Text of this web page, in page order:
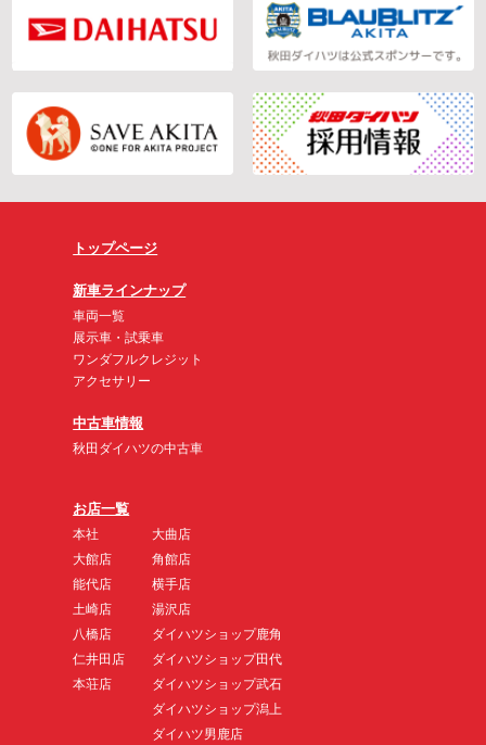
トップページ
新車ラインナップ
車両一覧
展示車・試乗車
ワンダフルクレジット
アクセサリー
中古車情報
秋田ダイハツの中古車
お店一覧
本社
大館店
能代店
土崎店
八橋店
仁井田店
本荘店
大曲店
角館店
横手店
湯沢店
ダイハツショップ鹿角
ダイハツショップ田代
ダイハツショップ武石
ダイハツショップ潟上
ダイハツ男鹿店